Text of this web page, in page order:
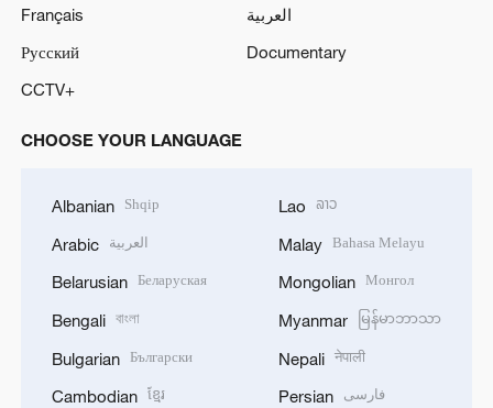
Français
العربية
Русский
Documentary
CCTV+
CHOOSE YOUR LANGUAGE
Albanian Shqip
Arabic العربية
Belarusian Беларуская
Bengali বাংলা
Bulgarian Български
Cambodian ខ្មែរ
Lao ລາວ
Malay Bahasa Melayu
Mongolian Монгол
Myanmar မြန်မာဘာသာ
Nepali नेपाली
Persian فارسی